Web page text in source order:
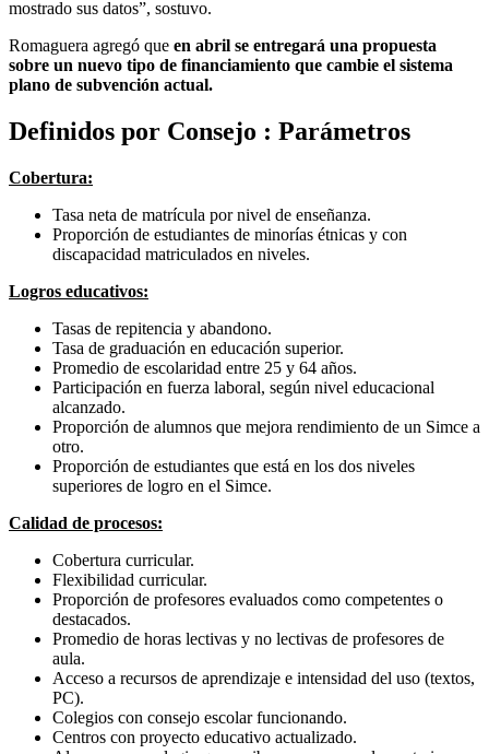
mostrado sus datos”, sostuvo.
Romaguera agregó que en abril se entregará una propuesta
sobre un nuevo tipo de financiamiento que cambie el sistema
plano de subvención actual.
Definidos por Consejo : Parámetros
Cobertura:
Tasa neta de matrícula por nivel de enseñanza.
Proporción de estudiantes de minorías étnicas y con
discapacidad matriculados en niveles.
Logros educativos:
Tasas de repitencia y abandono.
Tasa de graduación en educación superior.
Promedio de escolaridad entre 25 y 64 años.
Participación en fuerza laboral, según nivel educacional
alcanzado.
Proporción de alumnos que mejora rendimiento de un Simce a
otro.
Proporción de estudiantes que está en los dos niveles
superiores de logro en el Simce.
Calidad de procesos:
Cobertura curricular.
Flexibilidad curricular.
Proporción de profesores evaluados como competentes o
destacados.
Promedio de horas lectivas y no lectivas de profesores de
aula.
Acceso a recursos de aprendizaje e intensidad del uso (textos,
PC).
Colegios con consejo escolar funcionando.
Centros con proyecto educativo actualizado.